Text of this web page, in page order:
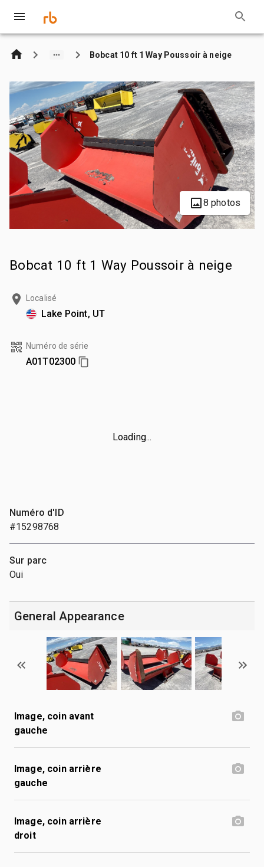
Bobcat 10 ft 1 Way Poussoir à neige
8 photos
Bobcat 10 ft 1 Way Poussoir à neige
Localisé
Lake Point, UT
Numéro de série
A01T02300
Loading...
Numéro d'ID
#15298768
Sur parc
Oui
General Appearance
Image, coin avant
gauche
Image, coin arrière
gauche
Image, coin arrière
droit